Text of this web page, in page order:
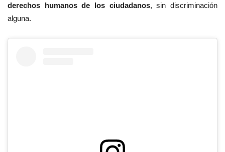
derechos humanos de los ciudadanos, sin discriminación
alguna.